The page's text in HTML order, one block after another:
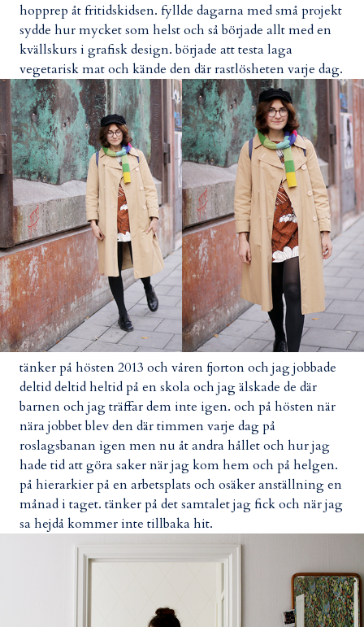
hopprep åt fritidskidsen. fyllde dagarna med små projekt
sydde hur mycket som helst och så började allt med en
kvällskurs i grafisk design. började att testa laga
vegetarisk mat och kände den där rastlösheten varje dag.
tänker på hösten 2013 och våren fjorton och jag jobbade
deltid deltid heltid på en skola och jag älskade de där
barnen och jag träffar dem inte igen. och på hösten när
nära jobbet blev den där timmen varje dag på
roslagsbanan igen men nu åt andra hållet och hur jag
hade tid att göra saker när jag kom hem och på helgen.
på hierarkier på en arbetsplats och osäker anställning en
månad i taget. tänker på det samtalet jag fick och när jag
sa hejdå kommer inte tillbaka hit.